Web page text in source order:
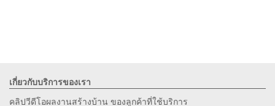
เกี่ยวกับบริการของเรา
คลิปวีดีโอผลงานสร้างบ้าน ของลูกค้าที่ใช้บริการ